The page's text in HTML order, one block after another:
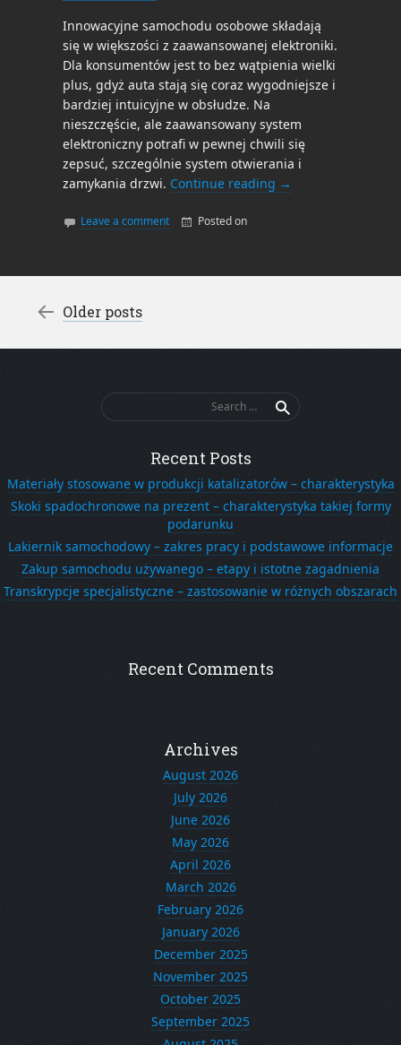
Innowacyjne samochodu osobowe składają
się w większości z zaawansowanej elektroniki.
Dla konsumentów jest to bez wątpienia wielki
plus, gdyż auta stają się coraz wygodniejsze i
bardziej intuicyjne w obsłudze. Na
nieszczęście, ale zaawansowany system
elektroniczny potrafi w pewnej chwili się
zepsuć, szczególnie system otwierania i
zamykania drzwi. Continue reading →
Leave a comment Posted on
Post navigation
←
Older posts
Search
for:
Recent Posts
Materiały stosowane w produkcji katalizatorów – charakterystyka
Skoki spadochronowe na prezent – charakterystyka takiej formy
podarunku
Lakiernik samochodowy – zakres pracy i podstawowe informacje
Zakup samochodu używanego – etapy i istotne zagadnienia
Transkrypcje specjalistyczne – zastosowanie w różnych obszarach
Recent Comments
Archives
August 2026
July 2026
June 2026
May 2026
April 2026
March 2026
February 2026
January 2026
December 2025
November 2025
October 2025
September 2025